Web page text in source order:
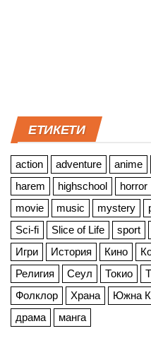
ЕТИКЕТИ
action adventure anime
harem
highschool horror
movie
music mystery
Sci-fi
Slice of Life sport
Игри
История Кино
Религия
Сеул Токио
Фолклор
Храна Южна
драма
манга